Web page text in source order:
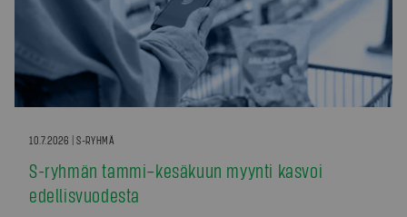
10.7.2026 | S-RYHMÄ
S-ryhmän tammi–kesäkuun myynti kasvoi
edellisvuodesta